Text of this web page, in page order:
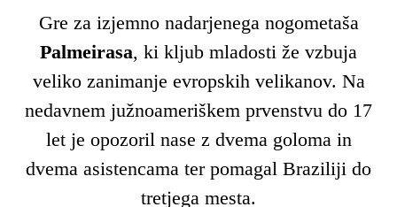
Gre za izjemno nadarjenega nogometaša
Palmeirasa, ki kljub mladosti že vzbuja
veliko zanimanje evropskih velikanov. Na
nedavnem južnoameriškem prvenstvu do 17
let je opozoril nase z dvema goloma in
dvema asistencama ter pomagal Braziliji do
tretjega mesta.